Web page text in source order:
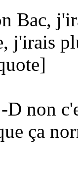
Bac,
j'irais
D non
ça